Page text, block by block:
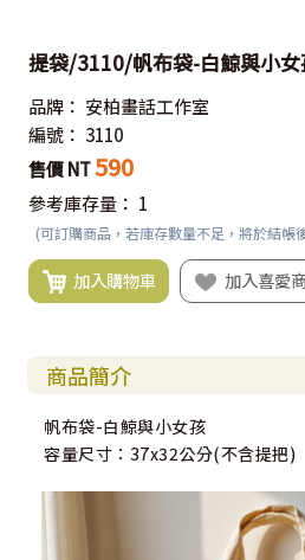
提袋/3110/帆布袋-白鯨與小女
品牌： 安柏畫話工作室
編號： 3110
售價 NT590
參考庫存量： 1
(可訂購商品，若庫存數量不足，將於結帳
加入購物車 加入喜愛
商品簡介
帆布袋-白鯨與小女孩
容量尺寸：37x32公分(不含提把)